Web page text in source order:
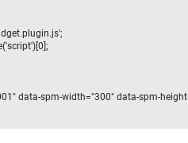
data-spm-width="300" data-spm-